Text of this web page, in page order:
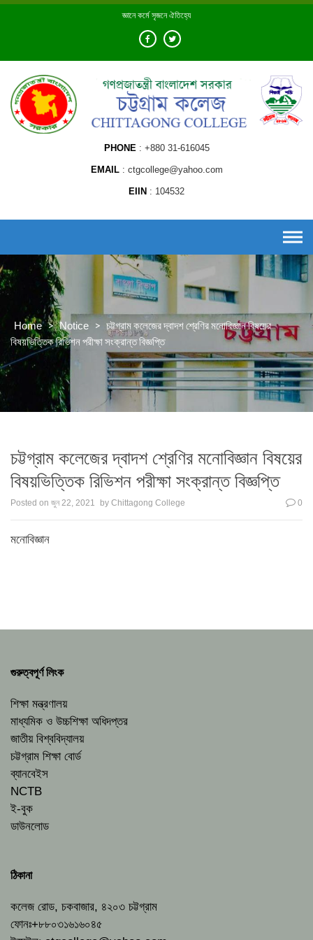
Skip
জ্ঞানে কর্মে সৃজনে ঐতিহ্যে
PHONE +880 31-616045
EMAIL ctgcollege@yahoo.com
EIIN 104532
Home > Notice > চট্টগ্রাম কলেজের দ্বাদশ শ্রেণির মনোবিজ্ঞান বিষয়ের
বিষয়ভিত্তিক রিভিশন পরীক্ষা সংক্রান্ত বিজ্ঞপ্তি
চট্টগ্রাম কলেজের দ্বাদশ শ্রেণির মনোবিজ্ঞান বিষয়ের
বিষয়ভিত্তিক রিভিশন পরীক্ষা সংক্রান্ত বিজ্ঞপ্তি
Posted on জুন 22, 2021 by Chittagong College 0
মনোবিজ্ঞান
গুরুত্বপূর্ণ লিংক
শিক্ষা মন্ত্রণালয়
মাধ্যমিক ও উচ্চশিক্ষা অধিদপ্তর
জাতীয় বিশ্ববিদ্যালয়
চট্টগ্রাম শিক্ষা বোর্ড
ব্যানবেইস
NCTB
ই-বুক
ডাউনলোড
ঠিকানা
কলেজ রোড, চকবাজার, ৪২০৩ চট্টগ্রাম
ফোনঃ+৮৮০৩১৬১৬০৪৫